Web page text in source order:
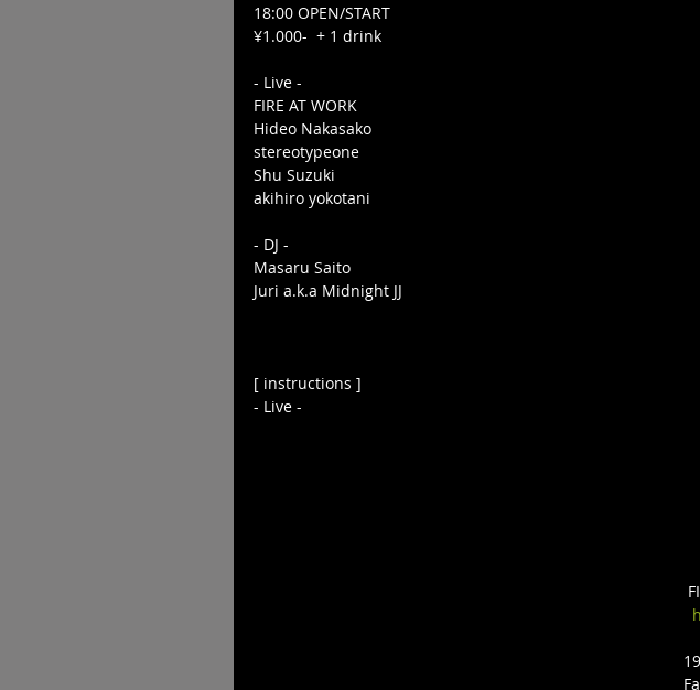
18:00 OPEN/START
¥1.000-  + 1 drink
- Live -
FIRE AT WORK
Hideo Nakasako
stereotypeone
Shu Suzuki
akihiro yokotani
- DJ -
Masaru Saito
Juri a.k.a Midnight JJ
[ instructions ]
- Live -